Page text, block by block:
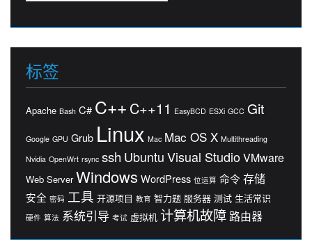
标签
Apache Bash C# C++ C++11 EasyBCD ESXi GCC Git
Google GPU Grub Linux Mac Mac OS X Multithreading
Nvidia OpenWrt rsync ssh UbuntuVisual StudioVMware
Web Server Windows WordPress 位运算 命令 存储
安全 密码 工具 开源项目 教育 智力题 服务器 测试 生活常识
硬件 算法 系统引导 考试 虚拟机 计算机故障 路由器